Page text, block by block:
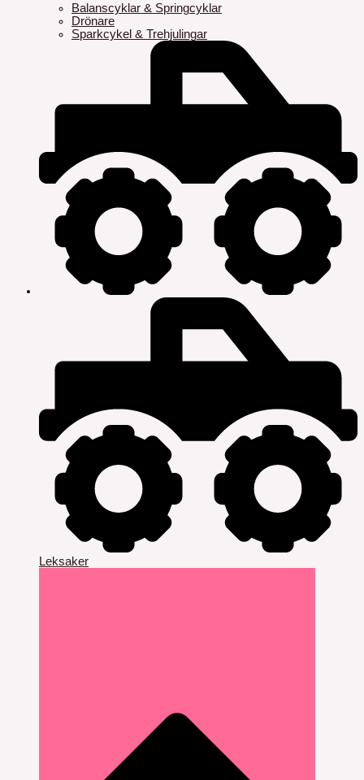
Balanscyklar & Springcyklar
Drönare
Sparkcykel & Trehjulingar
Leksaker